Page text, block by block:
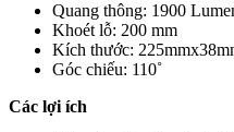
Quang thông: 1900
Khoét lỗ: 200 mm
Kích thước:
Góc chiếu: 110˚
Các lợi ích